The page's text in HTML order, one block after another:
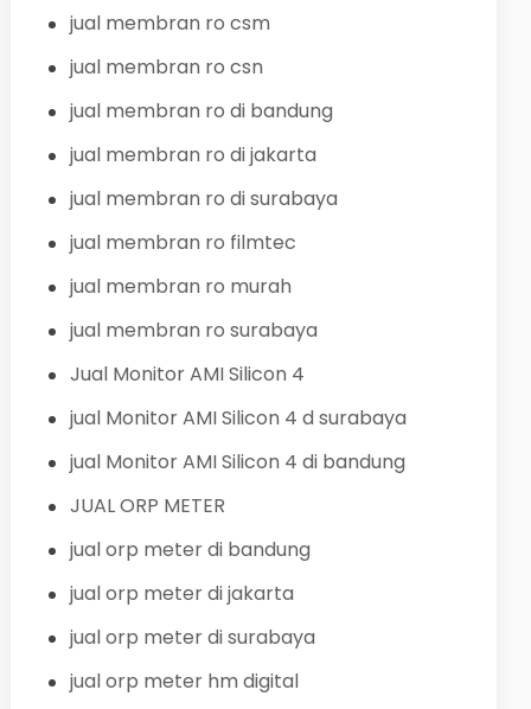
jual membran ro csm
jual membran ro csn
jual membran ro di bandung
jual membran ro di jakarta
jual membran ro di surabaya
jual membran ro filmtec
jual membran ro murah
jual membran ro surabaya
Jual Monitor AMI Silicon 4
jual Monitor AMI Silicon 4 d surabaya
jual Monitor AMI Silicon 4 di bandung
JUAL ORP METER
jual orp meter di bandung
jual orp meter di jakarta
jual orp meter di surabaya
jual orp meter hm digital